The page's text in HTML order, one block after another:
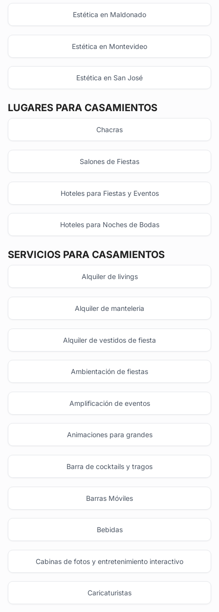
Estética en Maldonado
Estética en Montevideo
Estética en San José
LUGARES PARA CASAMIENTOS
Chacras
Salones de Fiestas
Hoteles para Fiestas y Eventos
Hoteles para Noches de Bodas
SERVICIOS PARA CASAMIENTOS
Alquiler de livings
Alquiler de manteleria
Alquiler de vestidos de fiesta
Ambientación de fiestas
Amplificación de eventos
Animaciones para grandes
Barra de cocktails y tragos
Barras Móviles
Bebidas
Cabinas de fotos y entretenimiento interactivo
Caricaturistas